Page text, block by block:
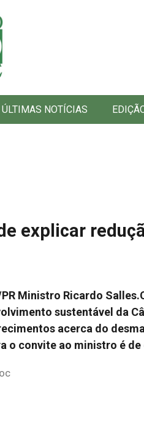
ÚLTIMAS NOTÍCIAS
explicar
Ministro Ricardo
sustentável da
acerca do
o convite ao ministro é